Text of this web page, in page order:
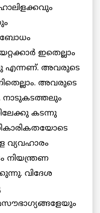
ഇതെല്ലാം
എന്നണ്. അവരുടെ
അവരുടെ
നാടുകടത്തലും
കടന്നു
വ്യവഹാരം
നിയന്ത്രണ
വിദേശ